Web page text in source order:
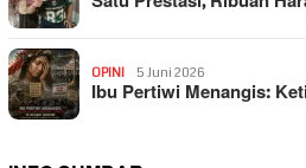
OPINI 5 Juni 2026
Ibu Pertiwi Menangis: